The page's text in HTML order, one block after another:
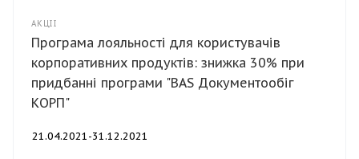
АКЦІЇ
Програма лояльності для користувачів
корпоративних продуктів: знижка 30% при
придбанні програми "BAS Документообіг
КОРП"
21.04.2021-31.12.2021